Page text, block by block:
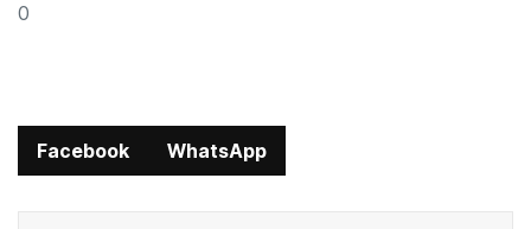
0
Facebook WhatsApp